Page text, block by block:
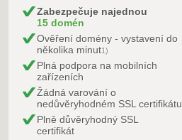
Zabezpečuje najednou
15 domén
Ověření domény - vystavení do
několika minut1)
Plná podpora na mobilních
zařízeních
Žádná varování o
nedůvěryhodném SSL certifikátu
Plně důvěryhodný SSL
certifikát